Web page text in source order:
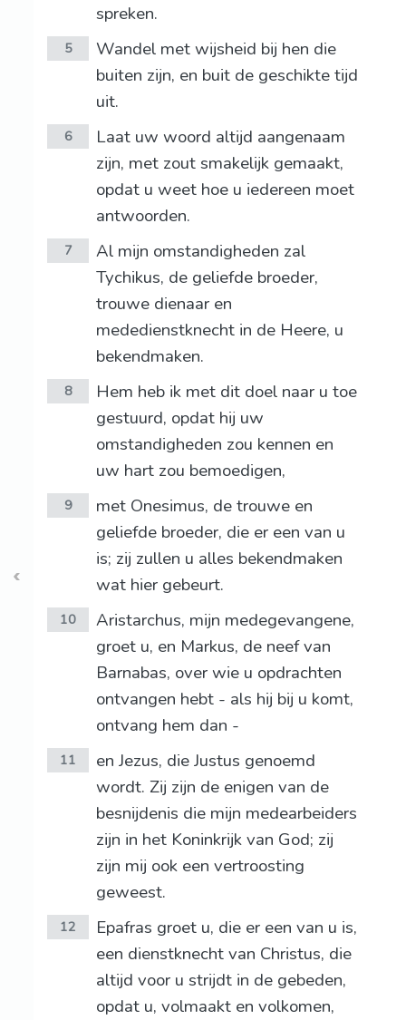
spreken.
5
Wandel met wijsheid bij hen die
buiten zijn, en buit de geschikte tijd
uit.
6
Laat uw woord altijd aangenaam
zijn, met zout smakelijk gemaakt,
opdat u weet hoe u iedereen moet
antwoorden.
7
Al mijn omstandigheden zal
Tychikus, de geliefde broeder,
trouwe dienaar en
mededienstknecht in de Heere, u
bekendmaken.
8
Hem heb ik met dit doel naar u toe
gestuurd, opdat hij uw
omstandigheden zou kennen en
uw hart zou bemoedigen,
9
met Onesimus, de trouwe en
geliefde broeder, die er een van u
is; zij zullen u alles bekendmaken
wat hier gebeurt.
10
Aristarchus, mijn medegevangene,
groet u, en Markus, de neef van
Barnabas, over wie u opdrachten
ontvangen hebt - als hij bij u komt,
ontvang hem dan -
11
en Jezus, die Justus genoemd
wordt. Zij zijn de enigen van de
besnijdenis die mijn medearbeiders
zijn in het Koninkrijk van God; zij
zijn mij ook een vertroosting
geweest.
12
Epafras groet u, die er een van u is,
een dienstknecht van Christus, die
altijd voor u strijdt in de gebeden,
opdat u, volmaakt en volkomen,